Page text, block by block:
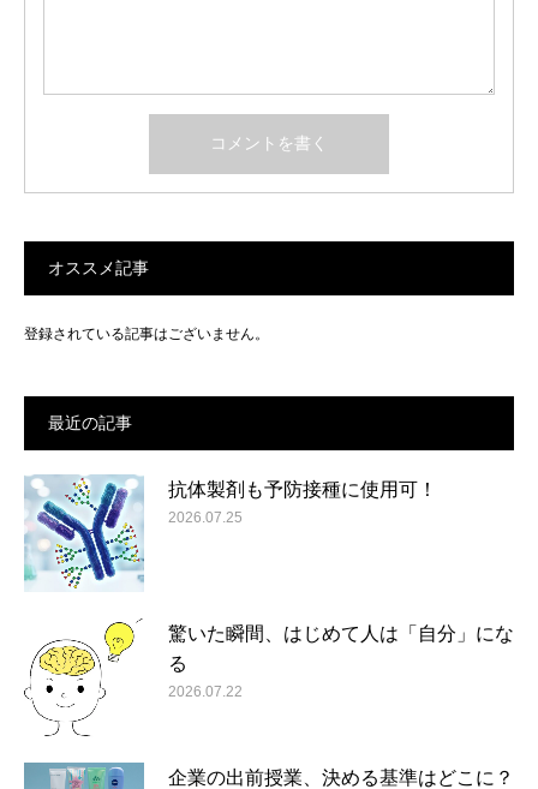
オススメ記事
登録されている記事はございません。
最近の記事
抗体製剤も予防接種に使用可！
2026.07.25
驚いた瞬間、はじめて人は「自分」にな
る
2026.07.22
企業の出前授業、決める基準はどこに？